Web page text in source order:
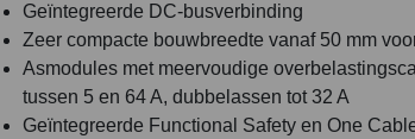
Geïntegreerde DC-busverbinding
Zeer compacte bouwbreedte vanaf 50 mm
Asmodules met meervoudige
tussen 5 en 64 A, dubbelassen tot 32 A
Geïntegreerde Functional Safety en One